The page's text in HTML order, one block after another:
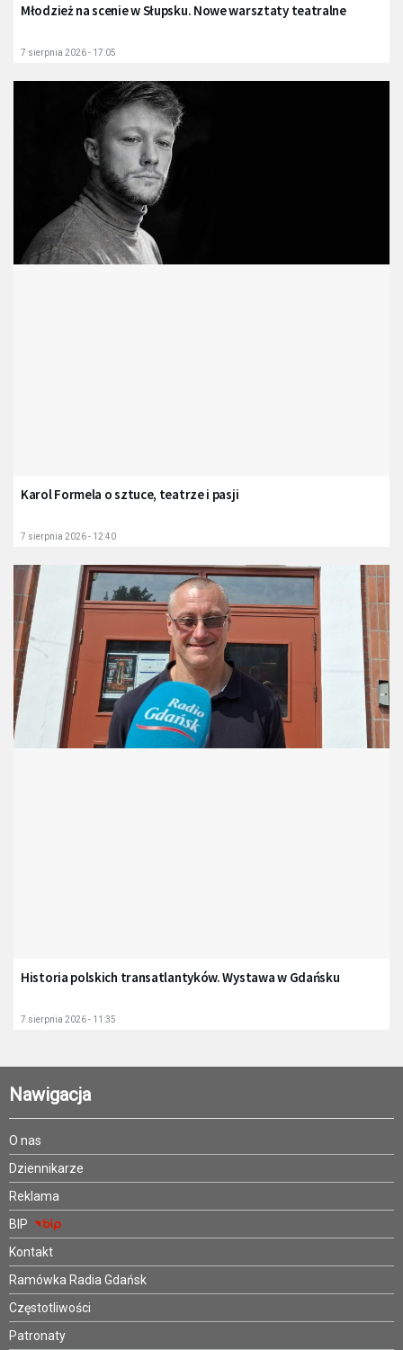
Młodzież na scenie w Słupsku. Nowe warsztaty teatralne
7 sierpnia 2026 - 17:05
Karol Formela o sztuce, teatrze i pasji
7 sierpnia 2026 - 12:40
Historia polskich transatlantyków. Wystawa w Gdańsku
7 sierpnia 2026 - 11:35
Nawigacja
O nas
Dziennikarze
Reklama
BIP
Kontakt
Ramówka Radia Gdańsk
Częstotliwości
Patronaty